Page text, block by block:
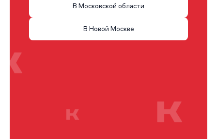
В Московской области
В Новой Москве